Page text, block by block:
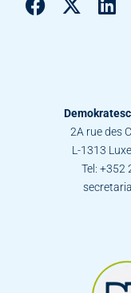
2A rue des
L-1313
Tel: +352